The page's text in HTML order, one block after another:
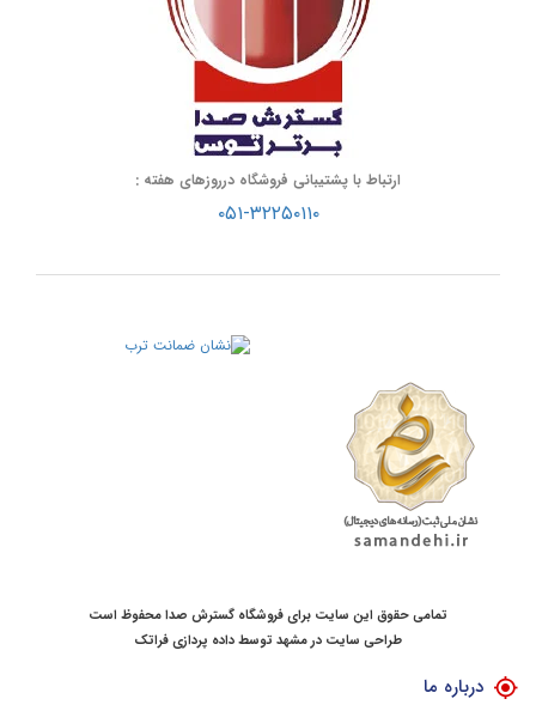
ارتباط با پشتیبانی فروشگاه درروزهای هفته :
۰۵۱-۳۲۲۵۰۱۱۰
تمامی حقوق این سایت برای فروشگاه گسترش صدا محفوظ است
طراحی سایت در مشهد توسطداده پردازی فراتک
درباره ما